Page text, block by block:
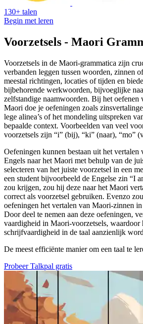
130+ talen
Begin met leren
Voorzetsels - Maori
Voorzetsels in de Maori-grammatica zijn
verbanden leggen tussen woorden, zinnen
meestal richtingen, locaties of tijden en
bijbehorende werkwoorden, bijvoeglijke
zelfstandige naamwoorden. Bij het oefenen
Maori doe je oefeningen zoals
lege alinea’s of het mondeling uitspreken
bepaalde context. Voorbeelden van veel
voorzetsels zijn “i” (bij), “ki” (naar), “mo”
Oefeningen kunnen bestaan uit het vertalen
Engels naar het Maori met behulp van de
selecteren van het juiste voorzetsel in een
een student bijvoorbeeld de Engelse zin “I
zou krijgen, zou hij deze naar het Maori
correct als voorzetsel gebruiken. Evenzo
oefeningen het vertalen van Maori-zinnen
Door deel te nemen aan deze oefeningen,
vaardigheid in Maori-voorzetsels, waardoor
schrijfvaardigheid in de taal aanzienlijk
De meest efficiënte manier om een taal te
Probeer Talkpal gratis